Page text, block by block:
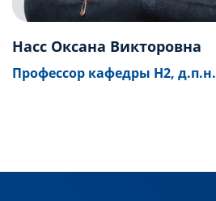
Насс Оксана Викторовна
Профессор кафедры Н2, д.п.н.